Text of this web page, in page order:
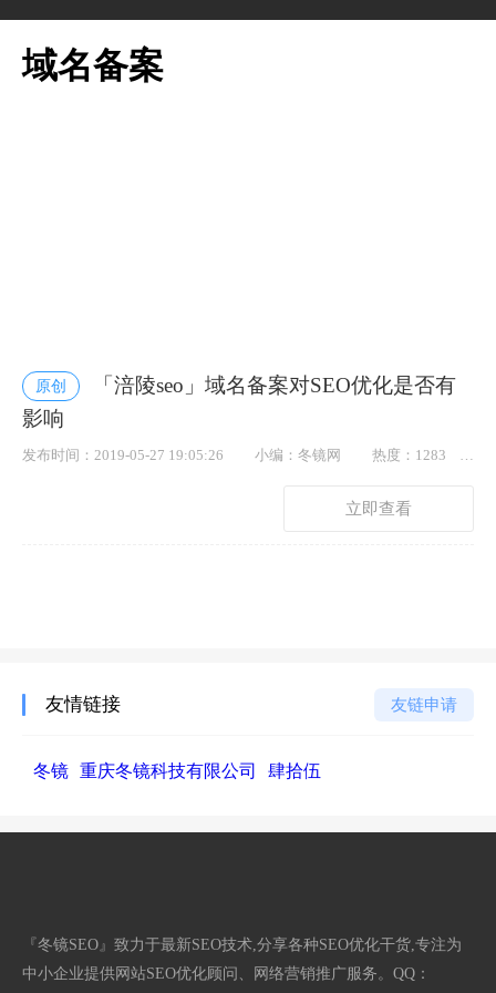
域名备案
原创
「涪陵seo」域名备案对SEO优化是否有
影响
发布时间：2019-05-27 19:05:26 小编：冬镜网
热度：1283
立即查看
友情链接 友链申请
冬镜 重庆冬镜科技有限公司 肆拾伍
『冬镜SEO』致力于最新SEO技术,分享各种SEO优化干货,专注为
中小企业提供网站SEO优化顾问、网络营销推广服务。QQ：